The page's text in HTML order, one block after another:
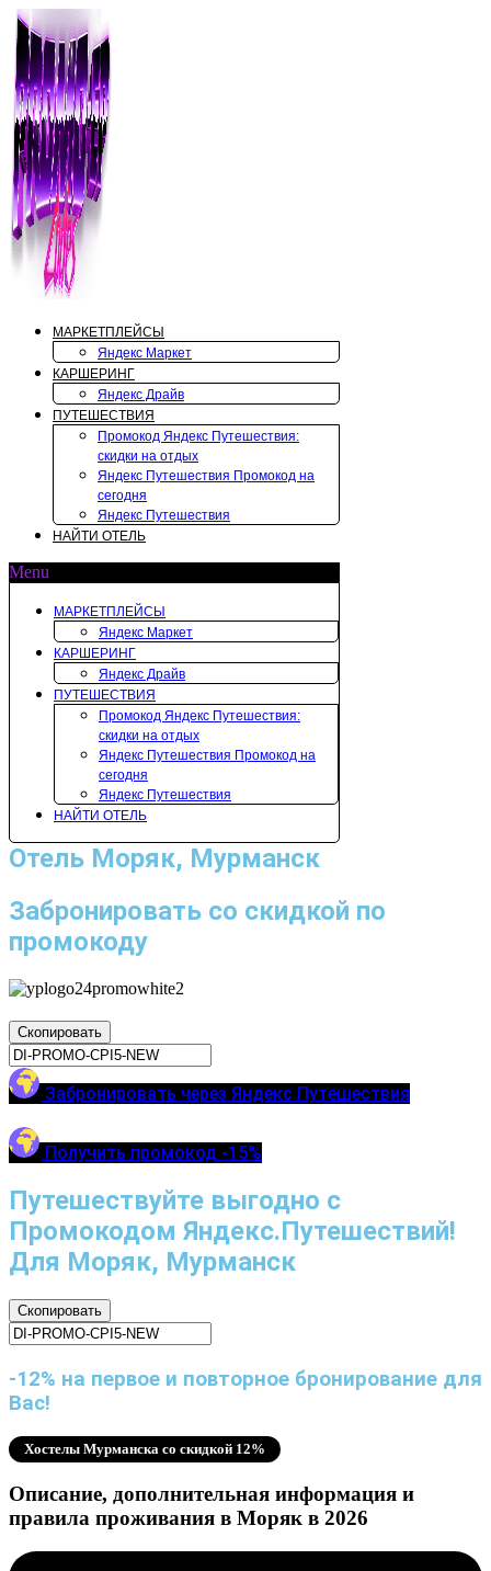
Перейти
содержимому
МАРКЕТПЛЕЙСЫ
Яндекс Маркет
КАРШЕРИНГ
Яндекс Драйв
ПУТЕШЕСТВИЯ
Промокод Яндекс Путешествия:
скидки на отдых
Яндекс Путешествия Промокод на
сегодня
Яндекс Путешествия
НАЙТИ ОТЕЛЬ
Menu
МАРКЕТПЛЕЙСЫ
Яндекс Маркет
КАРШЕРИНГ
Яндекс Драйв
ПУТЕШЕСТВИЯ
Промокод Яндекс Путешествия:
скидки на отдых
Яндекс Путешествия Промокод на
сегодня
Яндекс Путешествия
НАЙТИ ОТЕЛЬ
Отель Моряк, Мурманск
Забронировать со скидкой по
промокоду
Скопировать
Забронировать через Яндекс Путешествия
Получить промокод -15%
Путешествуйте выгодно с
Промокодом Яндекс.Путешествий!
Для Моряк, Мурманск
Скопировать
-12% на первое и повторное бронирование для
Вас!
Хостелы Мурманска со скидкой 12%
Описание, дополнительная информация и
правила проживания в Моряк в 2026